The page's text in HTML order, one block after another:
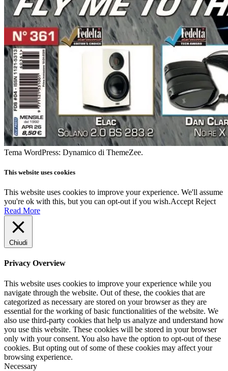
Tema WordPress: Dynamico di ThemeZee.
This website uses cookies
This website uses cookies to improve your experience. We'll assume
you're ok with this, but you can opt-out if you wish.Accept Reject
Read More
Chiudi
Privacy Overview
This website uses cookies to improve your experience while you
navigate through the website. Out of these, the cookies that are
categorized as necessary are stored on your browser as they are
essential for the working of basic functionalities of the website. We
also use third-party cookies that help us analyze and understand how
you use this website. These cookies will be stored in your browser
only with your consent. You also have the option to opt-out of these
cookies. But opting out of some of these cookies may affect your
browsing experience.
Necessary